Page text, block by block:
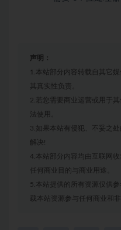
声明：
1.本站部分内容转载自其它
其真实性负责。
2.若您需要商业运营或用于
法使用。
3.如果本站有侵犯、不妥之
解决!
4.本站部分内容均由互联网
任何商业目的与商业用途。
5.本站提供的所有资源仅供
载本站资源参与任何商业和